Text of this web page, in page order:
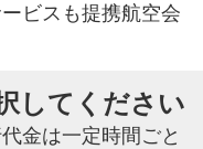
ビスも提携航空会
してください
金は一定時間ごと